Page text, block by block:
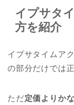
イプサタ
方を紹介
イプサタイムア
の部分だけでは
ただ定価よりか